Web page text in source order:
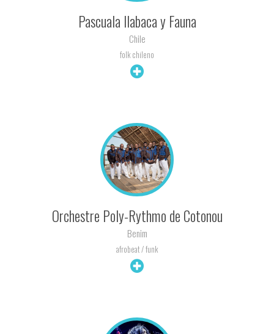
Pascuala Ilabaca y Fauna
Chile
folk chileno
Orchestre Poly-Rythmo de Cotonou
Benim
afrobeat / funk